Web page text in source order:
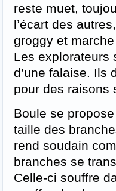
reste muet,
l’écart des
groggy et
Les explorateurs
d’une falaise. Ils
pour des raisons
Boule se
taille des
rend soudain
branches se
Celle-ci souffre